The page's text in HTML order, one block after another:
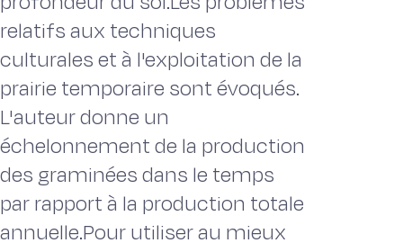
relatifs aux techniques
culturales et à l'exploitation de la
prairie temporaire sont évoqués.
L'auteur donne un
échelonnement de la production
des graminées dans le temps
par rapport à la production totale
annuelle.Pour utiliser au mieux